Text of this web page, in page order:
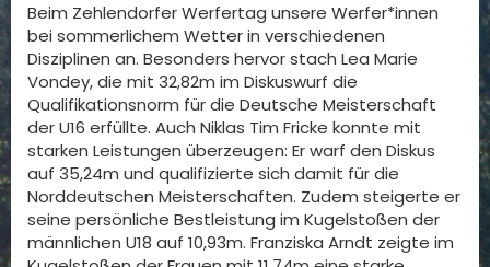
Beim Zehlendorfer Werfertag unsere Werfer*innen
bei sommerlichem Wetter in verschiedenen
Disziplinen an. Besonders hervor stach Lea Marie
Vondey, die mit 32,82m im Diskuswurf die
Qualifikationsnorm für die Deutsche Meisterschaft
der U16 erfüllte. Auch Niklas Tim Fricke konnte mit
starken Leistungen überzeugen: Er warf den Diskus
auf 35,24m und qualifizierte sich damit für die
Norddeutschen Meisterschaften. Zudem steigerte er
seine persönliche Bestleistung im Kugelstoßen der
männlichen U18 auf 10,93m. Franziska Arndt zeigte im